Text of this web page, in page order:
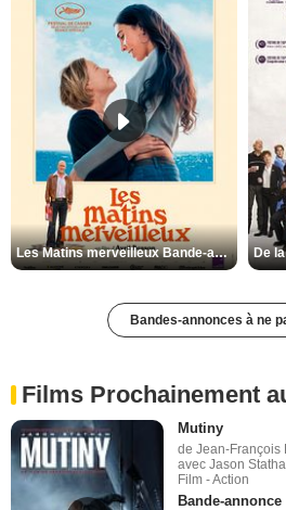
Les Matins merveilleux Bande-annonce VF
Bandes-annonces à ne
Films Prochainement
Mutiny
de Jean-François
avec Jason
Film - Action
Bande-annonce